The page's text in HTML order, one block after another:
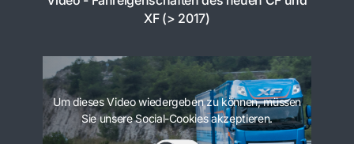
XF (> 2017)
Um dieses Video wiedergeben zu können, müssen
Sie unsere Social-Cookies akzeptieren.